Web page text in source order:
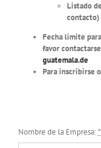
Listado
contacto)
Fecha límite
favor
guatemala.de
Para inscribirse
Nombre de la Empresa:*